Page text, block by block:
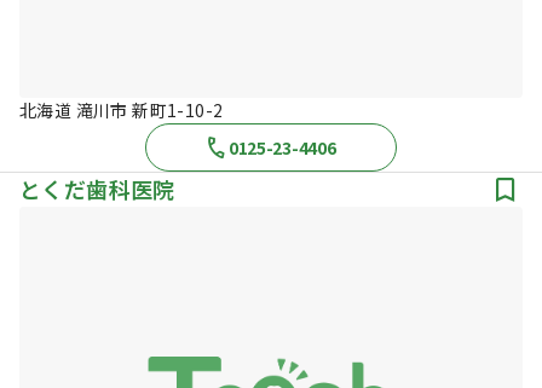
北海道 滝川市 新町1-10-2
0125-23-4406
とくだ歯科医院